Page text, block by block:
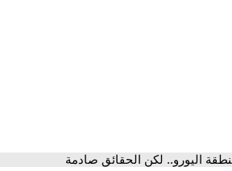
اليورو.. لكن الحقائق صادمة